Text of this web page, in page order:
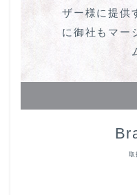
ザー様に提供
に御社もマー
取